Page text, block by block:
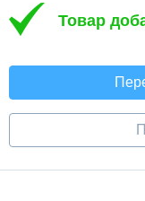
Товар